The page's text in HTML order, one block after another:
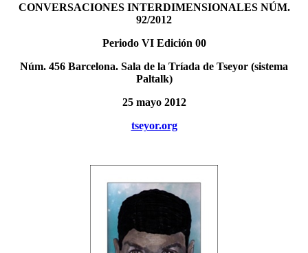
CONVERSACIONES INTERDIMENSIONALES NÚM.
92/2012
Periodo VI Edición 00
Núm. 456 Barcelona. Sala de la Tríada de Tseyor (sistema
Paltalk)
25 mayo 2012
tseyor.org